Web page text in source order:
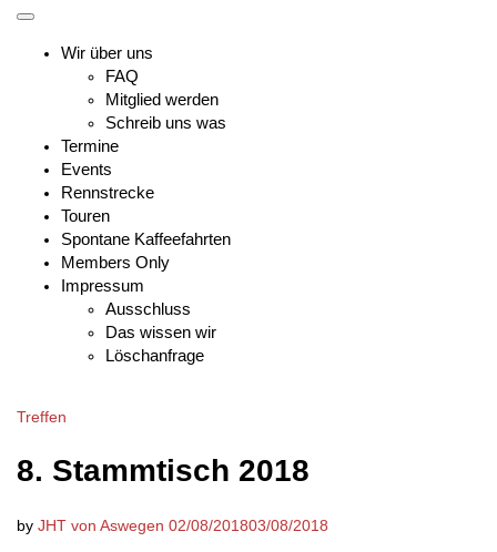
Skip
contentmobileWir über uns
FAQ
Mitglied werden
Schreib uns was
Termine
Events
Rennstrecke
Touren
Spontane Kaffeefahrten
Members Only
Impressum
Ausschluss
Das wissen wir
Löschanfrage
Treffen
8. Stammtisch 2018
by JHT von Aswegen 02/08/201803/08/2018